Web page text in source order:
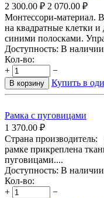
2 300.00 ₽ 2 070.00 ₽
Монтессори-материал.
на квадратные клетки
синими полосками.
Доступность: В наличии
Кол-во:
+
−
В корзину Купить в
Рамка с пуговицами
1 370.00 ₽
Страна
рамке прикреплена
пуговицами....
Доступность: В наличии
Кол-во:
+
−